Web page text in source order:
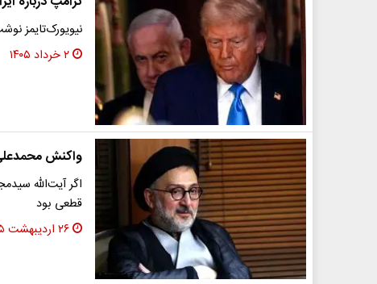
نیویورک‌تایمز
۲ خرداد ۱۴۰۵
واکنش
اگر آیت‌الله
قطعی بود
۲۶ اردیبهشت ۱۴۰۵